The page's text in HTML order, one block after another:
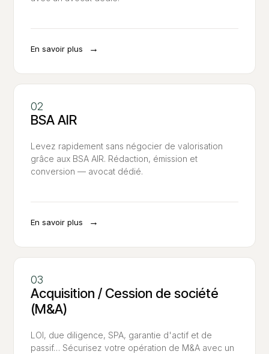
En savoir plus →
BSA AIR
Levez rapidement sans négocier de valorisation
grâce aux BSA AIR. Rédaction, émission et
conversion — avocat dédié.
En savoir plus →
Acquisition / Cession de société
(M&A)
LOI, due diligence, SPA, garantie d'actif et de
passif… Sécurisez votre opération de M&A avec un